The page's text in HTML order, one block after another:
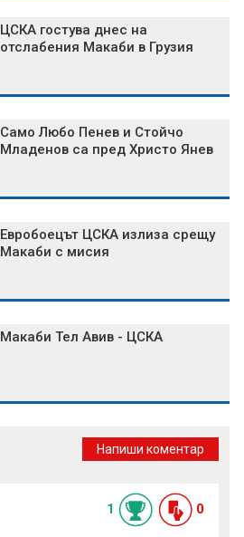
ЦСКА гостува днес на
отслабения Макаби в Грузия
Само Любо Пенев и Стойчо
Младенов са пред Христо Янев
Евробоецът ЦСКА излиза срещу
Макаби с мисия
Макаби Тел Авив - ЦСКА
Напиши коментар
1 0